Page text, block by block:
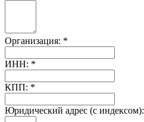
Организация: *
ИНН: *
КПП: *
Юридический адрес (с индексом):